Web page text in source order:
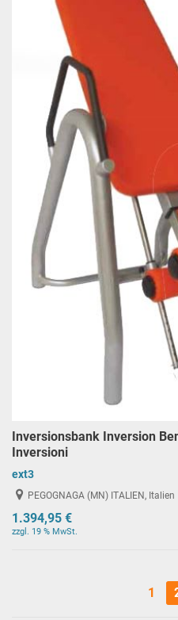
Inversionsbank Inversion
Inversioni
ext3
PEGOGNAGA (MN) ITALIEN, Italien
1.394,95 €
zzgl. 19 % MwSt.
1